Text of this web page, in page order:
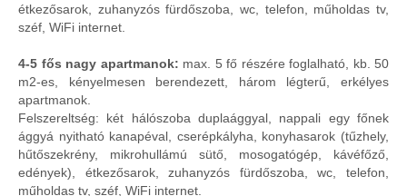
étkezősarok, zuhanyzós fürdőszoba, wc, telefon, műholdas tv,
széf, WiFi internet.
4-5 fős nagy apartmanok: max. 5 fő részére foglalható, kb. 50
m2-es, kényelmesen berendezett, három légterű, erkélyes
apartmanok.
Felszereltség: két hálószoba duplaággyal, nappali egy főnek
ággyá nyitható kanapéval, cserépkályha, konyhasarok (tűzhely,
hűtőszekrény, mikrohullámú sütő, mosogatógép, kávéfőző,
edények), étkezősarok, zuhanyzós fürdőszoba, wc, telefon,
műholdas tv, széf, WiFi internet.